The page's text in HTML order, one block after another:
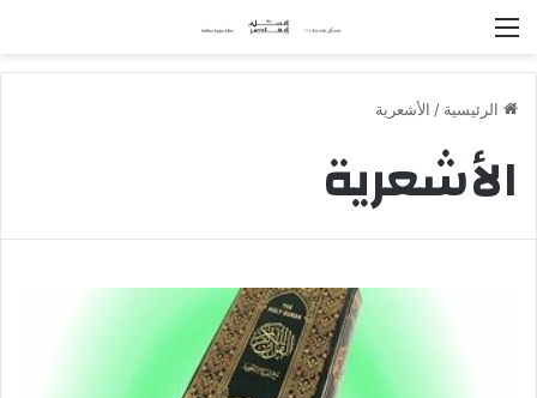
الرئيسية / الأشعرية
الأشعرية